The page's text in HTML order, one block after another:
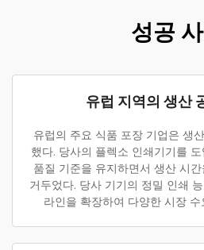
성공
유럽 지역의 생산
유럽의 주요 식품 포장 기업은 생
했다. 당사의 플렉소 인쇄기기를
품질 기준을 유지하면서 생산 시
거두었다. 당사 기기의 정밀 인쇄
라인을 확장하여 다양한 시장